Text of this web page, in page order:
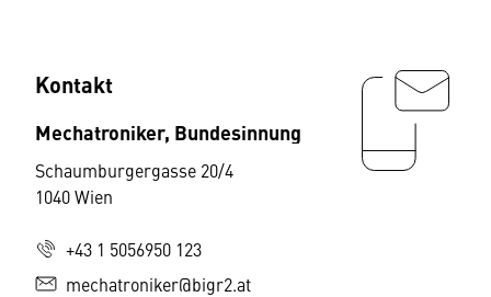
Kontakt
Mechatroniker, Bundesinnung
Schaumburgergasse 20/4
1040 Wien
+43 1 5056950 123
mechatroniker@bigr2.at